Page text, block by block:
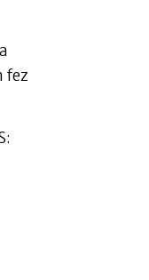
fez